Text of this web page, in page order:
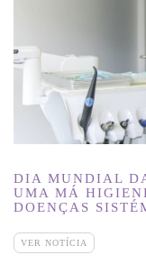
DIA MUNDIAL
UMA MÁ
DOENÇAS
VER NOTÍCIA